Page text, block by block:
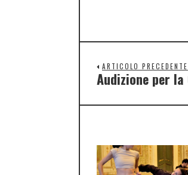
ARTICOLO PRECEDENTE
Audizione per la